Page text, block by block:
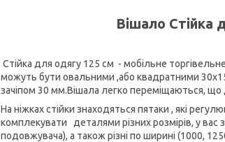
Вішало Стійка
Стійка для одягу 125 см - мобільне
можуть бути овальними ,або квадратними
зачіпом 30 мм.Вішала легко переміщаються, що
На ніжках стійки знаходяться пятаки , які
комплекувати деталями різних розмірів, у вас
подовжувача), а також різні по ширині (1000,